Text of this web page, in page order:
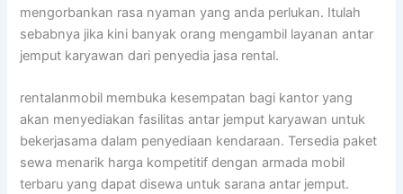
mengorbankan rasa nyaman yang anda perlukan. Itulah
sebabnya jika kini banyak orang mengambil layanan antar
jemput karyawan dari penyedia jasa rental.
rentalanmobil membuka kesempatan bagi kantor yang
akan menyediakan fasilitas antar jemput karyawan untuk
bekerjasama dalam penyediaan kendaraan. Tersedia paket
sewa menarik harga kompetitif dengan armada mobil
terbaru yang dapat disewa untuk sarana antar jemput.